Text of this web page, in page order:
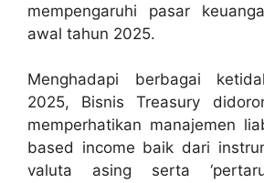
mempengaruhi pasar
awal tahun 2025.
Menghadapi berbagai
2025, Bisnis Treasury
memperhatikan manajemen
based income baik dari
valuta asing serta